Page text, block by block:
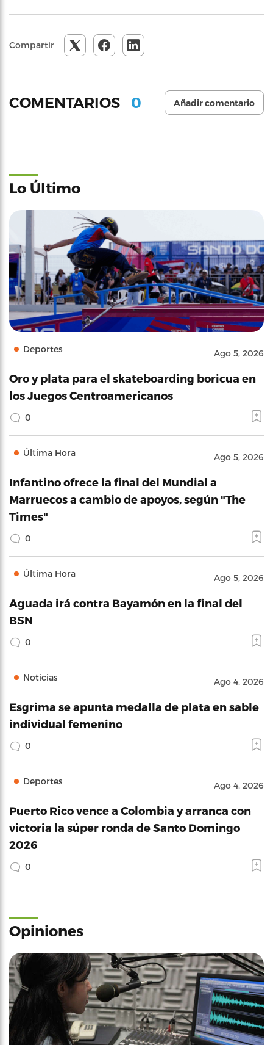
Compartir
COMENTARIOS 0 Añadir comentario
Lo Último
Deportes Ago 5, 2026
Oro y plata para el skateboarding boricua en
los Juegos Centroamericanos
0
Última Hora Ago 5, 2026
Infantino ofrece la final del Mundial a
Marruecos a cambio de apoyos, según "The
Times"
0
Última Hora Ago 5, 2026
Aguada irá contra Bayamón en la final del
BSN
0
Noticias Ago 4, 2026
Esgrima se apunta medalla de plata en sable
individual femenino
0
Deportes Ago 4, 2026
Puerto Rico vence a Colombia y arranca con
victoria la súper ronda de Santo Domingo
2026
0
Opiniones